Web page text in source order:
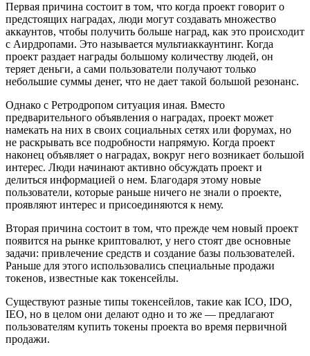
Первая причина состоит в том, что когда проект говорит о
предстоящих наградах, люди могут создавать множество
аккаунтов, чтобы получить больше наград, как это происходит
с Аирдропами. Это называется мультиаккаунтинг. Когда
проект раздает награды большому количеству людей, он
теряет деньги, а сами пользователи получают только
небольшие суммы денег, что не дает такой большой резонанс.
Однако с Ретродропом ситуация иная. Вместо
предварительного объявления о наградах, проект может
намекать на них в своих социальных сетях или форумах, но
не раскрывать все подробности напрямую. Когда проект
наконец объявляет о наградах, вокруг него возникает большой
интерес. Люди начинают активно обсуждать проект и
делиться информацией о нем. Благодаря этому новые
пользователи, которые раньше ничего не знали о проекте,
проявляют интерес и присоединяются к нему.
Вторая причина состоит в том, что прежде чем новый проект
появится на рынке криптовалют, у него стоят две основные
задачи: привлечение средств и создание базы пользователей.
Раньше для этого использовались специальные продажи
токенов, известные как токенсейлы.
Существуют разные типы токенсейлов, такие как ICO, IDO,
IEO, но в целом они делают одно и то же — предлагают
пользователям купить токены проекта во время первичной
продажи.